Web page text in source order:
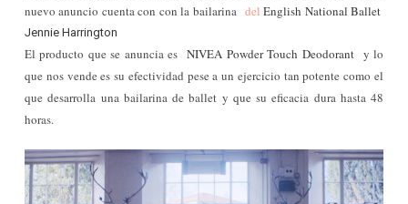
nuevo anuncio cuenta con con la bailarina del English National Ballet
Jennie Harrington
El producto que se anuncia esNIVEA Powder Touch Deodoranty lo
que nos vende es su efectividad pese a un ejercicio tan potente como el
que desarrolla una bailarina de ballet y que su eficacia dura hasta 48
horas.